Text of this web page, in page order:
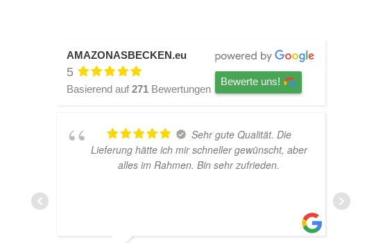
AMAZONASBECKEN.eu
5
Basierend auf 271 Bewertungen
Bewerte uns!
Sehr gute Qualität. Die
mir schneller gewünscht, aber
Soooo, habe
die Abdeckscheiben bestellt.
Lieferung völlig verkackt. Ich war
sauer, weil ich die Dinger
meinem "Kummer" auch